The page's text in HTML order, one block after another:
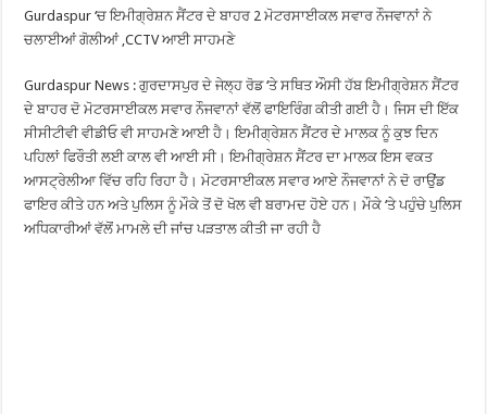
Gurdaspur ‘ਚ ਇਮੀਗ੍ਰੇਸ਼ਨ ਸੈਂਟਰ ਦੇ ਬਾਹਰ 2 ਮੋਟਰਸਾਈਕਲ ਸਵਾਰ ਨੌਜਵਾਨਾਂ ਨੇ
ਚਲਾਈਆਂ ਗੋਲੀਆਂ ,CCTV ਆਈ ਸਾਹਮਣੇ
Gurdaspur News : ਗੁਰਦਾਸਪੁਰ ਦੇ ਜੇਲ੍ਹ ਰੋਡ ‘ਤੇ ਸਥਿਤ ਔਸੀ ਹੱਬ ਇਮੀਗ੍ਰੇਸ਼ਨ ਸੈਂਟਰ
ਦੇ ਬਾਹਰ ਦੋ ਮੋਟਰਸਾਈਕਲ ਸਵਾਰ ਨੌਜਵਾਨਾਂ ਵੱਲੋਂ ਫਾਇਰਿੰਗ ਕੀਤੀ ਗਈ ਹੈ। ਜਿਸ ਦੀ ਇੱਕ
ਸੀਸੀਟੀਵੀ ਵੀਡੀਓ ਵੀ ਸਾਹਮਣੇ ਆਈ ਹੈ। ਇਮੀਗ੍ਰੇਸ਼ਨ ਸੈਂਟਰ ਦੇ ਮਾਲਕ ਨੂੰ ਕੁਝ ਦਿਨ
ਪਹਿਲਾਂ ਫਿਰੌਤੀ ਲਈ ਕਾਲ ਵੀ ਆਈ ਸੀ। ਇਮੀਗ੍ਰੇਸ਼ਨ ਸੈਂਟਰ ਦਾ ਮਾਲਕ ਇਸ ਵਕਤ
ਆਸਟ੍ਰੇਲੀਆ ਵਿੱਚ ਰਹਿ ਰਿਹਾ ਹੈ। ਮੋਟਰਸਾਈਕਲ ਸਵਾਰ ਆਏ ਨੌਜਵਾਨਾਂ ਨੇ ਦੋ ਰਾਉਂਡ
ਫਾਇਰ ਕੀਤੇ ਹਨ ਅਤੇ ਪੁਲਿਸ ਨੂੰ ਮੌਕੇ ਤੋਂ ਦੋ ਖੋਲ ਵੀ ਬਰਾਮਦ ਹੋਏ ਹਨ। ਮੌਕੇ ‘ਤੇ ਪਹੁੰਚੇ ਪੁਲਿਸ
ਅਧਿਕਾਰੀਆਂ ਵੱਲੋਂ ਮਾਮਲੇ ਦੀ ਜਾਂਚ ਪੜਤਾਲ ਕੀਤੀ ਜਾ ਰਹੀ ਹੈ